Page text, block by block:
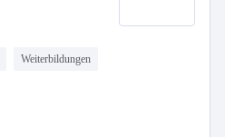
Weiterbildungen